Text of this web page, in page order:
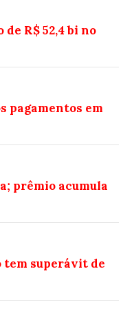
R$ 52,4 bi no
pagamentos em
prêmio acumula
tem superávit de